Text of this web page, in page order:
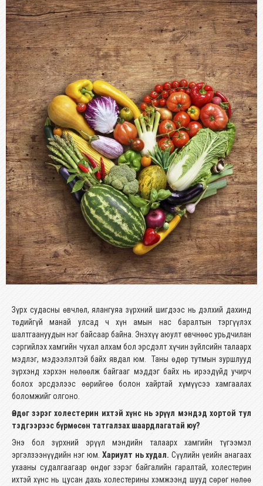
Зүрх судасны өвчлөл, ялангуяа зүрхний шигдээс нь дэлхий дахинд
төдийгүй манай улсад ч хүн амын нас баралтын тэргүүлэх
шалтгаануудын нэг байсаар байна. Энэхүү аюулт өвчнөөс урьдчилан
сэргийлэх хамгийн чухал алхам бол эрсдэлт хүчин зүйлсийн талаарх
мэдлэг, мэдээлэлтэй байх явдал юм. Таны өдөр тутмын зуршлууд
зүрхэнд хэрхэн нөлөөлж байгааг мэддэг байх нь ирээдүйд учирч
болох эрсдэлээс өөрийгөө болон хайртай хүмүүсээ хамгаалах
боломжийг олгоно.
Өндөг зэрэг холестерин ихтэй хүнс нь эрүүл мэндэд хортой тул
тэдгээрээс бүрмөсөн татгалзах шаардлагатай юу?
Энэ бол зүрхний эрүүл мэндийн талаарх хамгийн түгээмэл
эргэлзээнүүдийн нэг юм. Хариулт нь худал.Сүүлийн үеийн анагаах
ухааны судалгаагаар өндөг зэрэг байгалийн гаралтай, холестерин
ихтэй хүнс нь цусан дахь холестерины хэмжээнд шууд сөрөг нөлөө